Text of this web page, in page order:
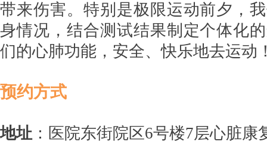
带来伤害。特别是极限运动前夕，
身情况，结合测试结果制定个体化
们的心肺功能，安全、快乐地去运动
预约方式
地址：医院东街院区6号楼7层心脏康